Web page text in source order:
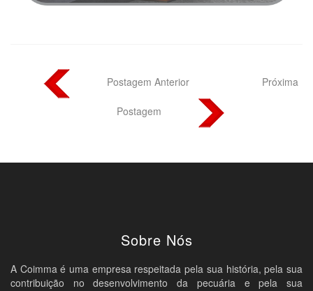
Postagem Anterior Próxima
Postagem
Sobre Nós
A Coimma é uma empresa respeitada pela sua história, pela sua
contribuição no desenvolvimento da pecuária e pela sua